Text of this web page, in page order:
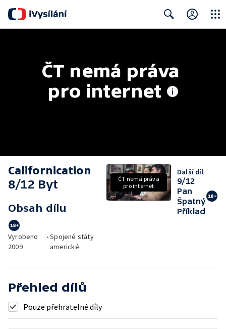
ČT nemá práva
pro internet
Californication
8/12 Byt
Obsah dílu
Vyrobeno
2009
•Spojené státy
americké
ČT nemá práva
pro internet
Další díl
9/12
Pan
Špatný
Příklad
Přehled dílů
Pouze přehratelné díly